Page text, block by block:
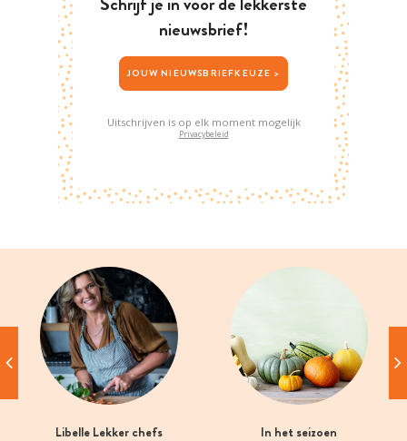
nieuwsbrief!
JOUW NIEUWSBRIEFKEUZE >
Uitschrijven is op elk moment mogelijk
Privacybeleid
Libelle Lekker chefs In het seizoen